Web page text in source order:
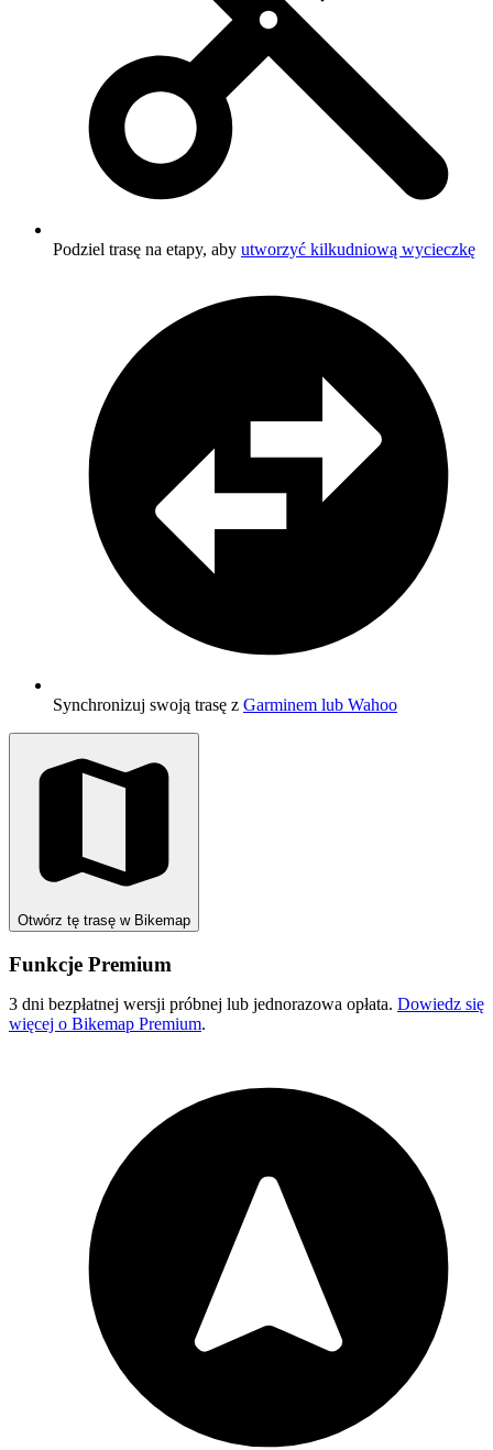
Podziel trasę na etapy, aby utworzyć kilkudniową wycieczkę
Synchronizuj swoją trasę z Garminem lub Wahoo
Otwórz tę trasę w Bikemap
Funkcje Premium
3 dni bezpłatnej wersji próbnej lub jednorazowa opłata. Dowiedz się
więcej o Bikemap Premium.